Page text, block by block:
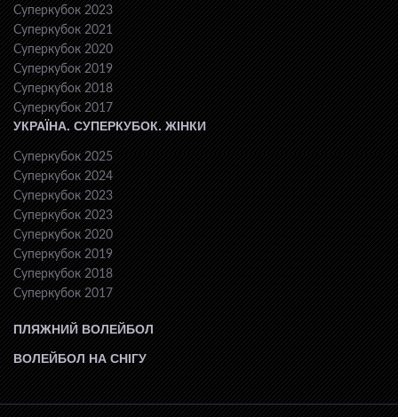
Суперкубок 2023
Суперкубок 2021
Суперкубок 2020
Суперкубок 2019
Суперкубок 2018
Суперкубок 2017
УКРАЇНА. СУПЕРКУБОК. ЖІНКИ
Суперкубок 2025
Суперкубок 2024
Суперкубок 2023
Суперкубок 2023
Суперкубок 2020
Суперкубок 2019
Суперкубок 2018
Суперкубок 2017
ПЛЯЖНИЙ ВОЛЕЙБОЛ
ВОЛЕЙБОЛ НА СНІГУ